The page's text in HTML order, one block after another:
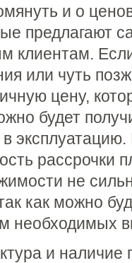
и о
предлагают
клиентам.
или чуть
цену,
будет
рассрочки
не
как можно
необходимых
и